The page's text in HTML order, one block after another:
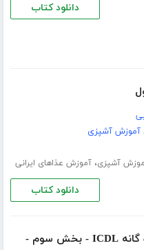
دانلود کتاب
آموزش آشپزی
آشپزی،آموزش عذاهای ایرانی
دانلود کتاب
دانلود کتاب آموزش مهارتهای هفت گانه ICDL - بخش سوم -